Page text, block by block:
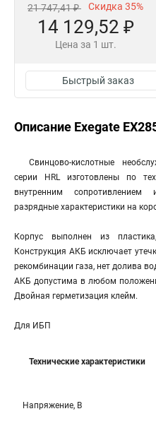
21 747,41 ₽ Скидка 35%
14 129,52 ₽
Цена за 1 шт.
Быстрый заказ
Описание Exegate
Свинцово-кислотные
серии HRL изготовлены по
внутренним
разрядные характеристики на
Корпус выполнен из
Конструкция АКБ исключает
рекомбинации газа, нет долива
АКБ допустима в любом
Двойная герметизация клейм.
Для ИБП
Технические характеристики
Напряжение, В